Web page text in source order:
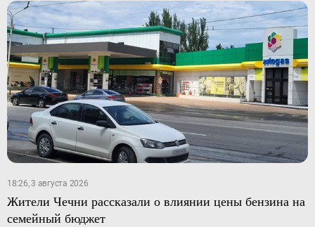
18:26, 3 августа 2026
Жители Чечни рассказали о влиянии цены бензина на
семейный бюджет